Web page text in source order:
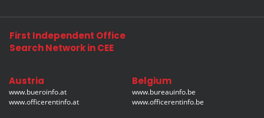
First Independent Office
Search Network in CEE
Austria
www.bueroinfo.at
www.officerentinfo.at
Belgium
www.bureauinfo.be
www.officerentinfo.be